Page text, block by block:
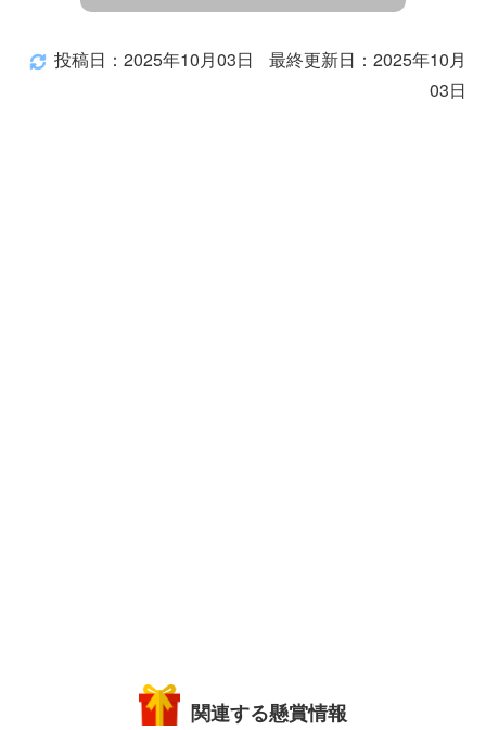
投稿日：2025年10月03日
最終更新日：2025年10月
03日
関連する懸賞情報